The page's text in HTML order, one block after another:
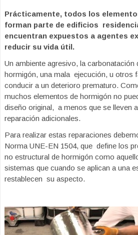
Prácticamente, todos los
forman parte de edificios
encuentran expuestos a agentes
reducir su vida útil.
Un ambiente agresivo, la carbonatación
hormigón, una mala ejecución, u otros
conducir a un deterioro prematuro.
muchos elementos de hormigón no
diseño original, a menos que se lleven
reparación adicionales.
Para realizar estas reparaciones
Norma UNE-EN 1504, que define los
no estructural de hormigón como
sistemas que cuando se aplican a una
restablecen su aspecto.